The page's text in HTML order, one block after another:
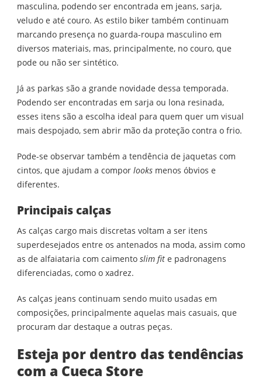
masculina, podendo ser encontrada em jeans, sarja,
veludo e até couro. As estilo biker também continuam
marcando presença no guarda-roupa masculino em
diversos materiais, mas, principalmente, no couro, que
pode ou não ser sintético.
Já as parkas são a grande novidade dessa temporada.
Podendo ser encontradas em sarja ou lona resinada,
esses itens são a escolha ideal para quem quer um visual
mais despojado, sem abrir mão da proteção contra o frio.
Pode-se observar também a tendência de jaquetas com
cintos, que ajudam a compor looks menos óbvios e
diferentes.
Principais calças
As calças cargo mais discretas voltam a ser itens
superdesejados entre os antenados na moda, assim como
as de alfaiataria com caimento slim fit e padronagens
diferenciadas, como o xadrez.
As calças jeans continuam sendo muito usadas em
composições, principalmente aquelas mais casuais, que
procuram dar destaque a outras peças.
Esteja por dentro das tendências
com a Cueca Store